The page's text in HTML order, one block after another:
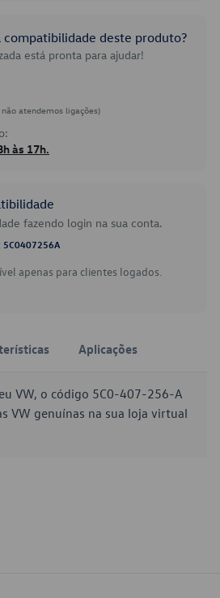
compatibilidade deste produto?
está pronta para ajudar!
atendemos ligações)
às 17h.
fazendo login na sua conta.
5C0407256A
apenas para clientes logados.
Aplicações
VW, o código 5C0-407-256-A
VW genuínas na sua loja virtual